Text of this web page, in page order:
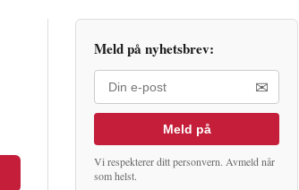
Meld på nyhetsbrev:
✉
Meld på
Vi respekterer ditt personvern. Avmeld når
som helst.